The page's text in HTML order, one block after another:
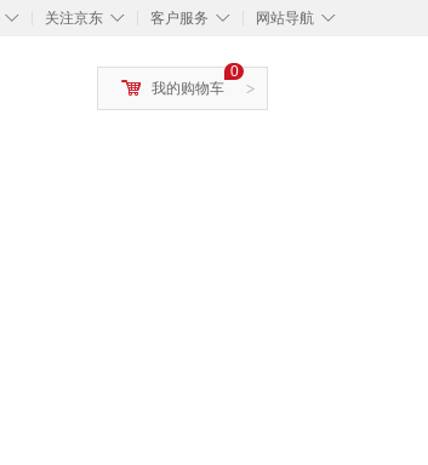
◇ ◇
关注京东 ◇
客户服务 ◇
网站导航
>
0
我的购物车